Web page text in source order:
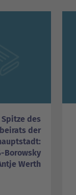
Spitze des
der
Borowsky
Werth